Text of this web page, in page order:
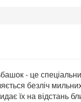
- це
безліч
їх на відстань